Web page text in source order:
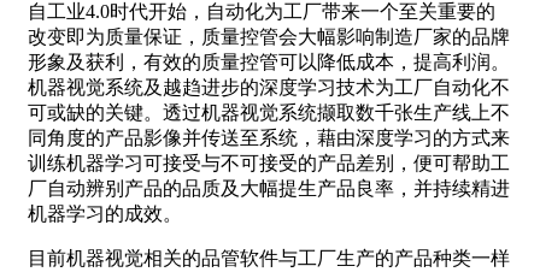
自工业4.0时代开始，自动化为工厂带来一个至关重要的
改变即为质量保证，质量控管会大幅影响制造厂家的品牌
形象及获利，有效的质量控管可以降低成本，提高利润。
机器视觉系统及越趋进步的深度学习技术为工厂自动化不
可或缺的关键。透过机器视觉系统撷取数千张生产线上不
同角度的产品影像并传送至系统，藉由深度学习的方式来
训练机器学习可接受与不可接受的产品差别，便可帮助工
厂自动辨别产品的品质及大幅提生产品良率，并持续精进
机器学习的成效。
目前机器视觉相关的品管软件与工厂生产的产品种类一样